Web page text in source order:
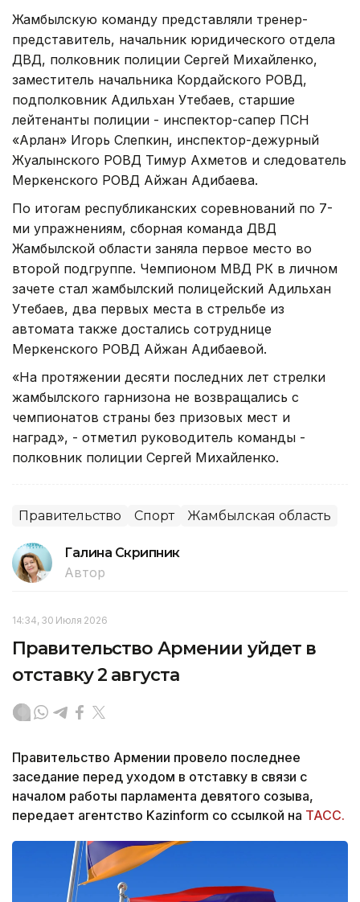
Жамбылскую команду представляли тренер-
представитель, начальник юридического отдела
ДВД, полковник полиции Сергей Михайленко,
заместитель начальника Кордайского РОВД,
подполковник Адильхан Утебаев, старшие
лейтенанты полиции - инспектор-сапер ПСН
«Арлан» Игорь Слепкин, инспектор-дежурный
Жуалынского РОВД Тимур Ахметов и следователь
Меркенского РОВД Айжан Адибаева.
По итогам республиканских соревнований по 7-
ми упражнениям, сборная команда ДВД
Жамбылской области заняла первое место во
второй подгруппе. Чемпионом МВД РК в личном
зачете стал жамбылский полицейский Адильхан
Утебаев, два первых места в стрельбе из
автомата также достались сотруднице
Меркенского РОВД Айжан Адибаевой.
«На протяжении десяти последних лет стрелки
жамбылского гарнизона не возвращались с
чемпионатов страны без призовых мест и
наград», - отметил руководитель команды -
полковник полиции Сергей Михайленко.
Правительство Спорт Жамбылская область
Галина Скрипник
Автор
14:34, 30 Июля 2026
Правительство Армении уйдет в
отставку 2 августа
Правительство Армении провело последнее
заседание перед уходом в отставку в связи с
началом работы парламента девятого созыва,
передает агентство Kazinform со ссылкой на ТАСС.